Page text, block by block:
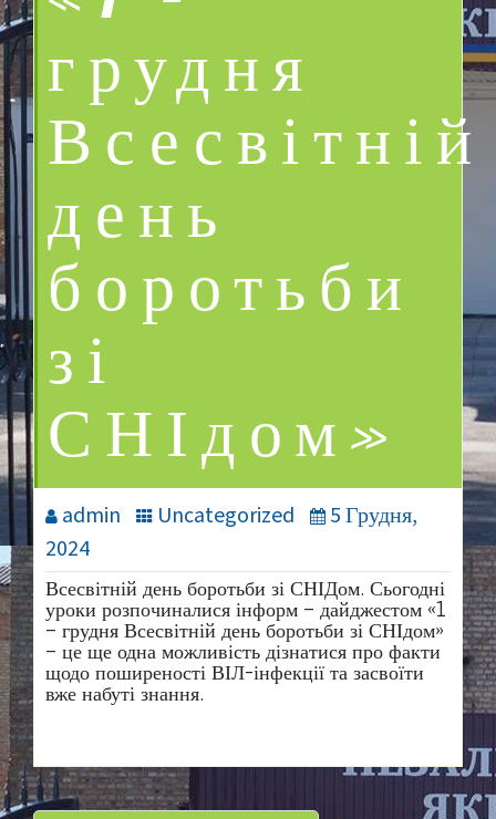
грудня
Всесвітній
день
боротьби
зі
СНІдом»
admin Uncategorized
5 Грудня,
2024
Всесвітній день боротьби зі СНІДом. Сьогодні
уроки розпочиналися інформ – дайджестом «1
– грудня Всесвітній день боротьби зі СНІдом»
– це ще одна можливість дізнатися про факти
щодо поширеності ВІЛ-інфекції та засвоїти
вже набуті знання.